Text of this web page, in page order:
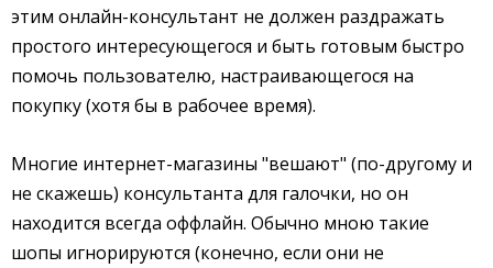
этим онлайн-консультант не должен раздражать
простого интересующегося и быть готовым быстро
помочь пользователю, настраивающегося на
покупку (хотя бы в рабочее время).
Многие интернет-магазины "вешают" (по-другому и
не скажешь) консультанта для галочки, но он
находится всегда оффлайн. Обычно мною такие
шопы игнорируются (конечно, если они не